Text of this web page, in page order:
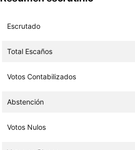
Escrutado
Total Escaños
Votos Contabilizados
Abstención
Votos Nulos